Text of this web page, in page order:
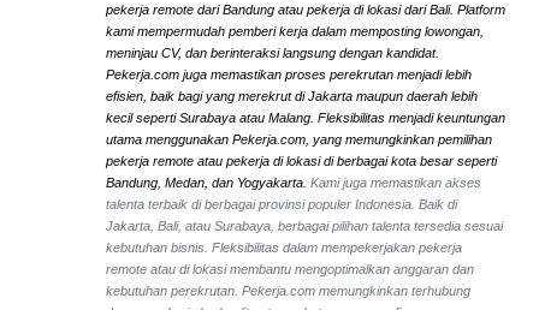
pekerja remote dari Bandung atau pekerja di lokasi dari Bali. Platform
kami mempermudah pemberi kerja dalam memposting lowongan,
meninjau CV, dan berinteraksi langsung dengan kandidat.
Pekerja.com juga memastikan proses perekrutan menjadi lebih
efisien, baik bagi yang merekrut di Jakarta maupun daerah lebih
kecil seperti Surabaya atau Malang. Fleksibilitas menjadi keuntungan
utama menggunakan Pekerja.com, yang memungkinkan pemilihan
pekerja remote atau pekerja di lokasi di berbagai kota besar seperti
Bandung, Medan, dan Yogyakarta. Kami juga memastikan akses
talenta terbaik di berbagai provinsi populer Indonesia. Baik di
Jakarta, Bali, atau Surabaya, berbagai pilihan talenta tersedia sesuai
kebutuhan bisnis. Fleksibilitas dalam mempekerjakan pekerja
remote atau di lokasi membantu mengoptimalkan anggaran dan
kebutuhan perekrutan. Pekerja.com memungkinkan terhubung